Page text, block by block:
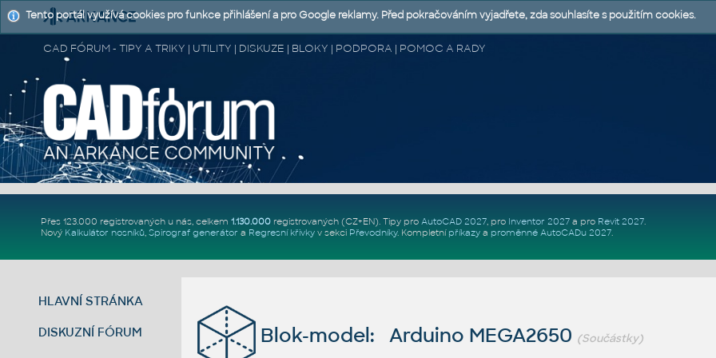
CAD FÓRUM - TIPY A TRIKY | UTILITY | DISKUZE | BLOKY | PODPORA | POMOC A RADY
Přes 123.000 registrovaných u nás, celkem 1.130.000registrovaných (CZ+EN). Tipy pro AutoCAD 2027, pro Inventor 2027a pro Revit 2027.
Nový Kalkulátor nosníků, Spirograf generátor a Regresní křivkyv sekci Převodníky. Kompletní příkazya proměnné AutoCADu 2027.
HLAVNÍ STRÁNKA
DISKUZNÍ FÓRUM Blok-model: Arduino MEGA2650 (Součástky)
Tento portál využívá cookies pro funkce přihlášení a pro Google reklamy. Před pokračováním vyjadřete, zda souhlasíte s použitím cookies.